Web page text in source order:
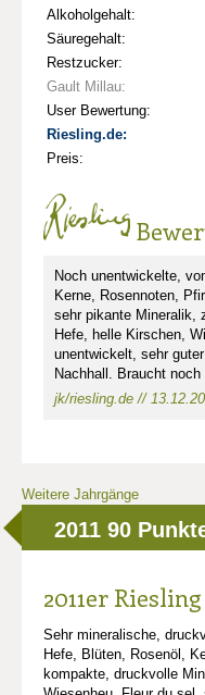
Alkoholgehalt:
Säuregehalt:
Restzucker:
Gault Millau:
User Bewertung:
Riesling.de:
Preis:
Noch unentwickelte,
Kerne, Rosennoten,
sehr pikante Mineralik,
Hefe, helle Kirschen,
unentwickelt, sehr
Nachhall. Braucht noch
jk/riesling.de //
Weitere Jahrgänge
2011 90
2011er
Sehr mineralische,
Hefe, Blüten, Rosenöl,
kompakte, druckvolle